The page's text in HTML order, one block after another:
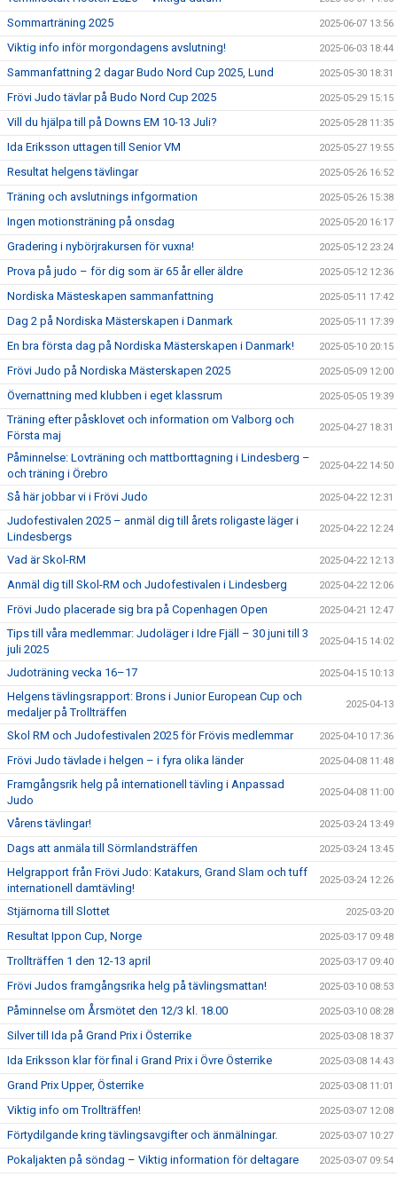
Sommarträning 2025 2025-06-07 13:56
Viktig info inför morgondagens avslutning! 2025-06-03 18:44
Sammanfattning 2 dagar Budo Nord Cup 2025, Lund 2025-05-30 18:31
Frövi Judo tävlar på Budo Nord Cup 2025 2025-05-29 15:15
Vill du hjälpa till på Downs EM 10-13 Juli? 2025-05-28 11:35
Ida Eriksson uttagen till Senior VM 2025-05-27 19:55
Resultat helgens tävlingar 2025-05-26 16:52
Träning och avslutnings infgormation 2025-05-26 15:38
Ingen motionsträning på onsdag 2025-05-20 16:17
Gradering i nybörjrakursen för vuxna! 2025-05-12 23:24
Prova på judo – för dig som är 65 år eller äldre 2025-05-12 12:36
Nordiska Mästeskapen sammanfattning 2025-05-11 17:42
Dag 2 på Nordiska Mästerskapen i Danmark 2025-05-11 17:39
En bra första dag på Nordiska Mästerskapen i Danmark! 2025-05-10 20:15
Frövi Judo på Nordiska Mästerskapen 2025 2025-05-09 12:00
Övernattning med klubben i eget klassrum 2025-05-05 19:39
Träning efter påsklovet och information om Valborg och
Första maj
2025-04-27 18:31
Påminnelse: Lovträning och mattborttagning i Lindesberg –
och träning i Örebro
2025-04-22 14:50
Så här jobbar vi i Frövi Judo 2025-04-22 12:31
Judofestivalen 2025 – anmäl dig till årets roligaste läger i
Lindesbergs
2025-04-22 12:24
Vad är Skol-RM 2025-04-22 12:13
Anmäl dig till Skol-RM och Judofestivalen i Lindesberg 2025-04-22 12:06
Frövi Judo placerade sig bra på Copenhagen Open 2025-04-21 12:47
Tips till våra medlemmar: Judoläger i Idre Fjäll – 30 juni till 3
juli 2025
2025-04-15 14:02
Judoträning vecka 16–17 2025-04-15 10:13
Helgens tävlingsrapport: Brons i Junior European Cup och
medaljer på Trollträffen
2025-04-13
Skol RM och Judofestivalen 2025 för Frövis medlemmar 2025-04-10 17:36
Frövi Judo tävlade i helgen – i fyra olika länder 2025-04-08 11:48
Framgångsrik helg på internationell tävling i Anpassad
Judo
2025-04-08 11:00
Vårens tävlingar! 2025-03-24 13:49
Dags att anmäla till Sörmlandsträffen 2025-03-24 13:45
Helgrapport från Frövi Judo: Katakurs, Grand Slam och tuff
internationell damtävling!
2025-03-24 12:26
Stjärnorna till Slottet 2025-03-20
Resultat Ippon Cup, Norge 2025-03-17 09:48
Trollträffen 1 den 12-13 april 2025-03-17 09:40
Frövi Judos framgångsrika helg på tävlingsmattan! 2025-03-10 08:53
Påminnelse om Årsmötet den 12/3 kl. 18.00 2025-03-10 08:28
Silver till Ida på Grand Prix i Österrike 2025-03-08 18:37
Ida Eriksson klar för final i Grand Prix i Övre Österrike 2025-03-08 14:43
Grand Prix Upper, Österrike 2025-03-08 11:01
Viktig info om Trollträffen! 2025-03-07 12:08
Förtydilgande kring tävlingsavgifter och änmälningar. 2025-03-07 10:27
Pokaljakten på söndag – Viktig information för deltagare 2025-03-07 09:54